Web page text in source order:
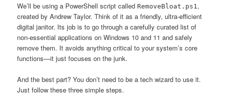
We’ll be using a PowerShell script called RemoveBloat.ps1 ,
created by Andrew Taylor. Think of it as a friendly, ultra-efficient
digital janitor. Its job is to go through a carefully curated list of
non-essential applications on Windows 10 and 11 and safely
remove them. It avoids anything critical to your system’s core
functions—it just focuses on the junk.
And the best part? You don’t need to be a tech wizard to use it.
Just follow these three simple steps.